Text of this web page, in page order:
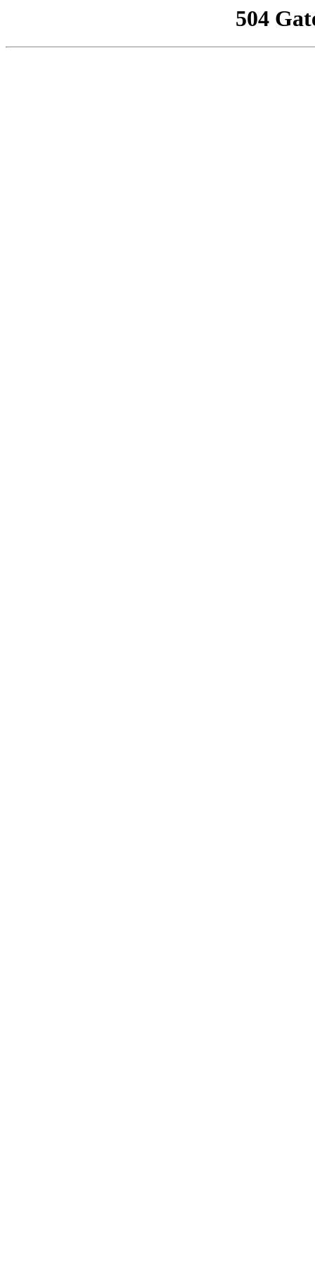
504